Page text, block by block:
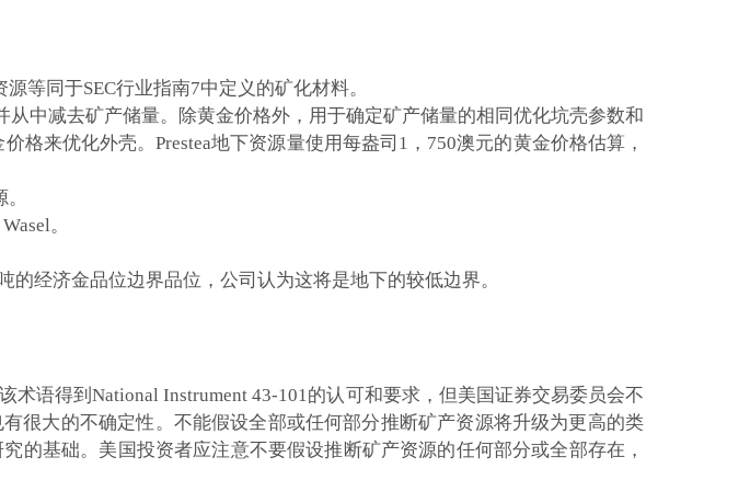
等同于SEC行业指南7中定义的矿化材料。
中减去矿产储量。除黄金价格外，用于确定矿产储量的相同优化坑壳参数和
来优化外壳。Prestea地下资源量使用每盎司1，750澳元的黄金价格估算，
。
的经济金品位边界品位，公司认为这将是地下的较低边界。
语得到National Instrument 43-101的认可和要求，但美国证券交易委员会不
很大的不确定性。不能假设全部或任何部分推断矿产资源将升级为更高的类
的基础。 美国投资者应注意不要假设推断矿产资源的任何部分或全部存在，